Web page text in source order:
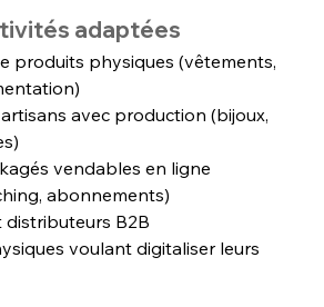
adaptées
de produits physiques (vêtements,
et artisans avec production (bijoux,
vendables en ligne
abonnements)
et distributeurs B2B
physiques voulant digitaliser leurs